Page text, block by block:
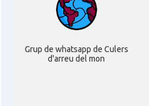
Grup de whatsapp de Culers
d'arreu del mon